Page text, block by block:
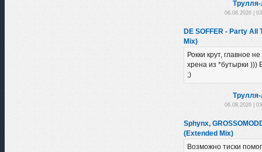
06.08.2026 |
DE SOFFER - Party All
Mix)
Рокки крут, главное
хрена из *бутырки )))
;)
06.08.2026 |
Sphynx,
(Extended Mix)
Возможно тиски